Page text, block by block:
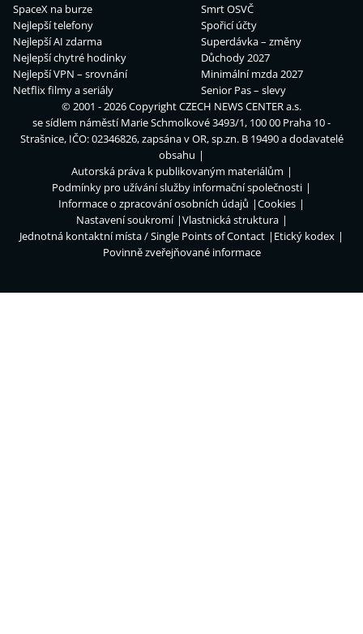
SpaceX na burze
Nejlepší telefony
Nejlepší AI zdarma
Nejlepší chytré hodinky
Nejlepší VPN – srovnání
Netflix filmy a seriály
Smrt OSVČ
Spořicí účty
Superdávka – změny
Důchody 2027
Minimální mzda 2027
Senior Pas – slevy
© 2001 - 2026 CopyrightCZECH NEWS CENTER a.s.
se sídlem náměstí Marie Schmolkové 3493/1, 100 00 Praha 10 -
Strašnice, IČO: 02346826, zapsána v OR, sp.zn. B 19490 a dodavatelé
obsahu
Autorská práva k publikovaným materiálům
Podmínky pro užívání služby informační společnosti
Informace o zpracování osobních údajů
Cookies
Nastavení soukromí
Vlastnická struktura
Jednotná kontaktní místa / Single Points of Contact
Etický kodex
Povinně zveřejňované informace